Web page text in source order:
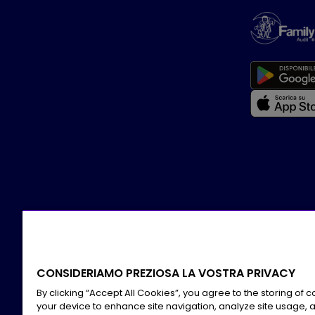
CONSIDERIAMO PREZIOSA LA VOSTRA PRIVACY
By clicking “Accept All Cookies”, you agree to the storing of
your device to enhance site navigation, analyze site usage,